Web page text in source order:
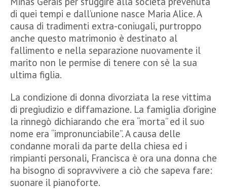
di quei tempi e dall’unione nasce Maria Alice. A
causa di tradimenti extra-coniugali, purtroppo
anche questo matrimonio è destinato al
fallimento e nella separazione nuovamente il
marito non le permise di tenere con sè la sua
ultima figlia.
La condizione di donna divorziata la rese vittima
di pregiudizio e diffamazione. La famiglia d’origine
la rinnegò dichiarando che era “morta” ed il suo
nome era “impronunciabile”. A causa delle
condanne morali da parte della chiesa ed i
rimpianti personali, Francisca è ora una donna che
ha bisogno di sopravvivere a ciò che sapeva fare:
suonare il pianoforte.